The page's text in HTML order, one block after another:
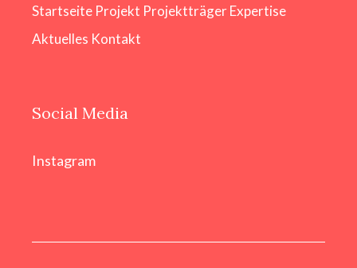
Startseite Projekt ProjektträgerExpertise
Aktuelles Kontakt
Social Media
Instagram